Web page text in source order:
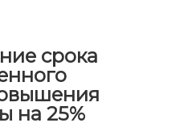
срока
на 25%